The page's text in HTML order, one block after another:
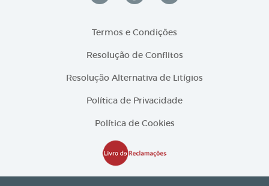
Termos e Condições
Resolução de Conflitos
Resolução Alternativa de Litígios
Política de Privacidade
Política de Cookies